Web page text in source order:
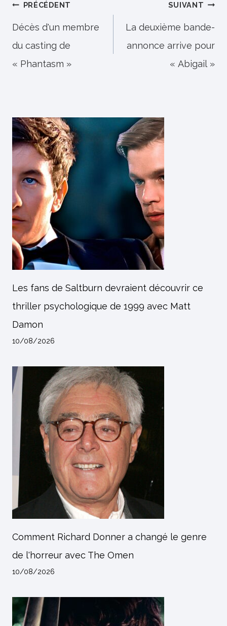
Navigation
de
l’article
PRÉCÉDENT
Décès d'un membre
du casting de
« Phantasm »
SUIVANT
La deuxième bande-
annonce arrive pour
« Abigail »
Les fans de Saltburn devraient découvrir ce
thriller psychologique de 1999 avec Matt
Damon
10/08/2026
Comment Richard Donner a changé le genre
de l'horreur avec The Omen
10/08/2026